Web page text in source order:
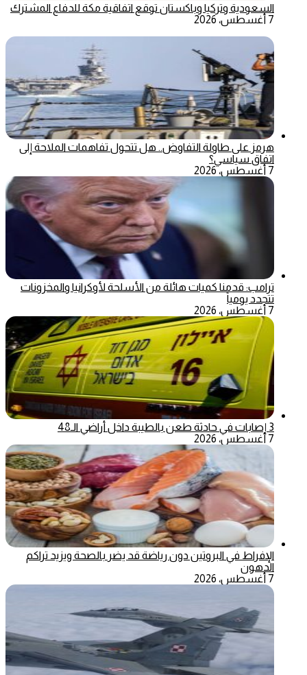
السعودية وتركيا وباكستان توقع اتفاقية مكة للدفاع المشترك
7 أغسطس، 2026
هرمز على طاولة التفاوض.. هل تتحول تفاهمات الملاحة إلى
اتفاق سياسي؟
7 أغسطس، 2026
ترامب: قدمنا كميات هائلة من الأسلحة لأوكرانيا والمخزونات
تتجدد يومياً
7 أغسطس، 2026
3 إصابات في حادثة طعن بالطيبة داخل أراضي الـ48
7 أغسطس، 2026
الإفراط في البروتين دون رياضة قد يضر بالصحة ويزيد تراكم
الدهون
7 أغسطس، 2026